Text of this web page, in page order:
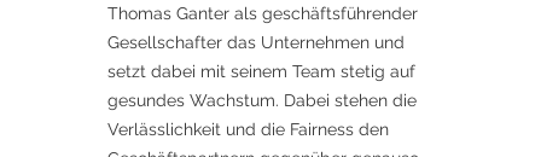
Thomas Ganter als geschäftsführender
Gesellschafter das Unternehmen und
setzt dabei mit seinem Team stetig auf
gesundes Wachstum. Dabei stehen die
Verlässlichkeit und die Fairness den